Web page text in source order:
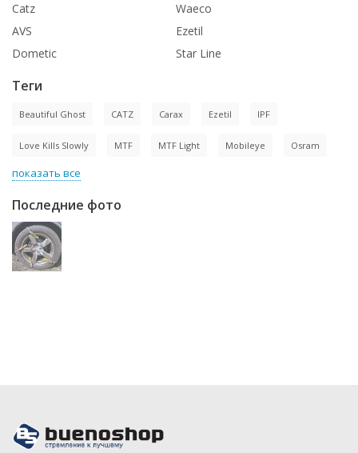
Catz
Waeco
AVS
Ezetil
Dometic
Star Line
Теги
Beautiful Ghost CATZ Carax Ezetil IPF
Love Kills Slowly MTF MTF Light Mobileye Osram
показать все
Последние фото